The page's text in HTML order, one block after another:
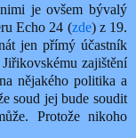
je ovšem bývalý
Echo 24 (zde) z 19.
jen přímý účastník
zajištění
nějakého politika a
soud jej bude soudit
Protože nikoho